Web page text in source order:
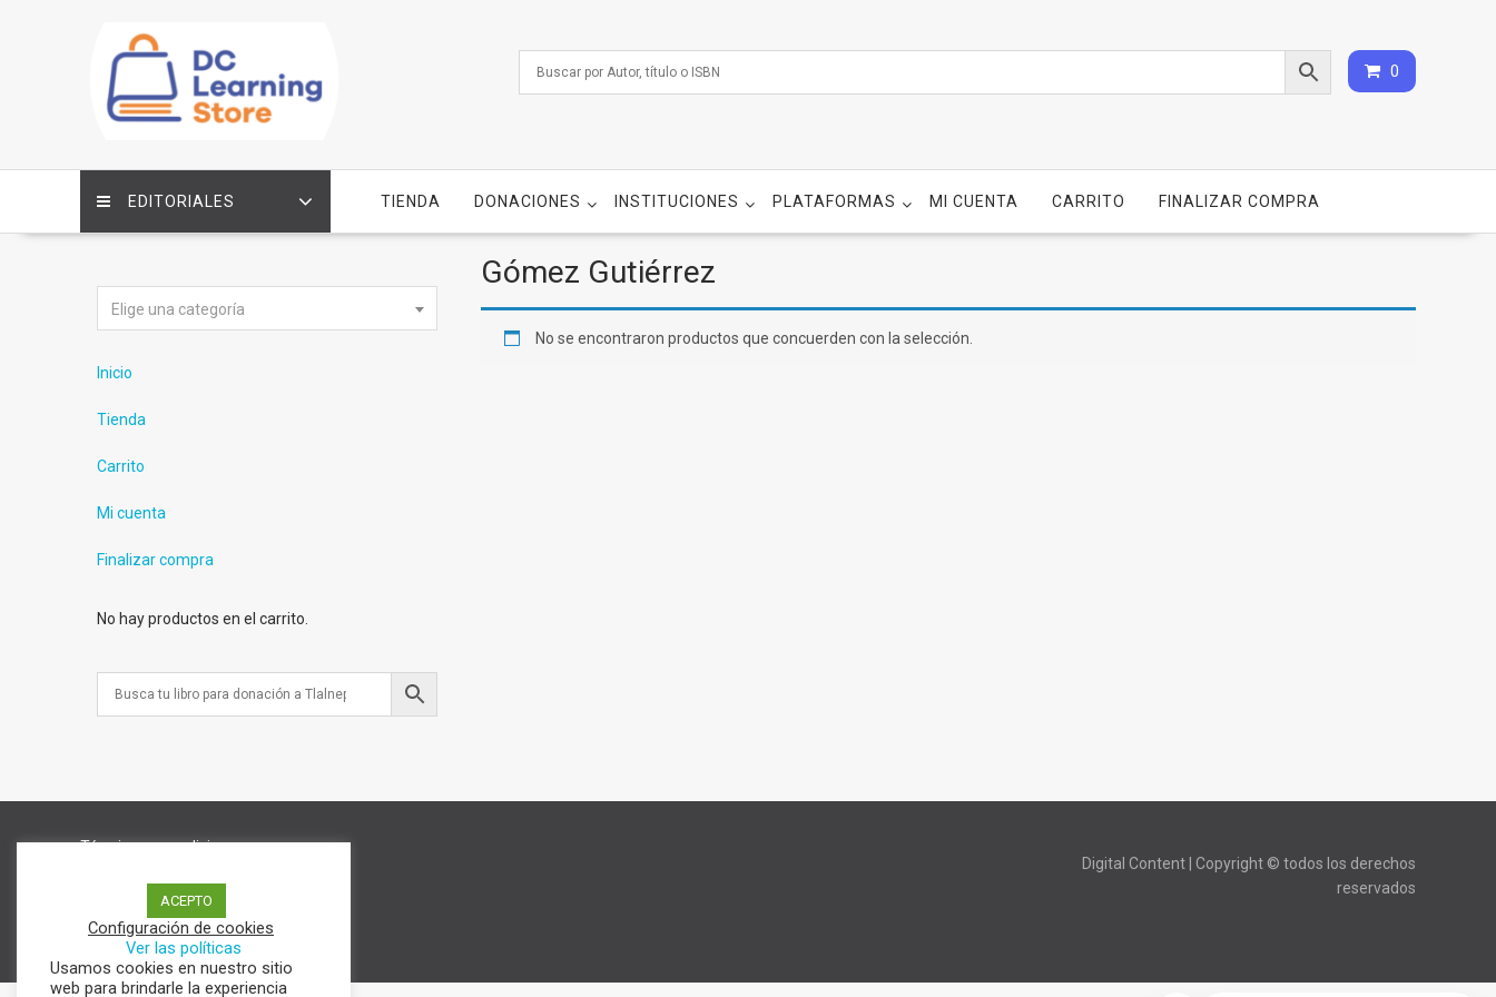
0
EDITORIALES TIENDA DONACIONES INSTITUCIONES PLATAFORMAS MI CUENTA CARRITO FINALIZAR COMPRA
Gómez Gutiérrez
No se encontraron productos que concuerden con la selección.
Elige una categoría
Inicio
Tienda
Carrito
Mi cuenta
Finalizar compra
No hay productos en el carrito.
Términos y condiciones
Política de cookies
Digital Content | Copyright © todos los derechos
reservados
ACEPTO
Configuración de cookies
Ver las políticas
Usamos cookies en nuestro sitio
web para brindarle la experiencia